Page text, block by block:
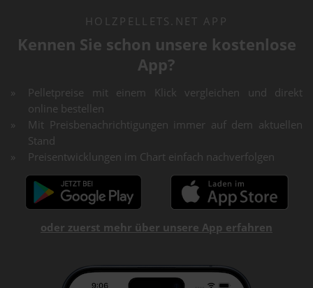
HOLZPELLETS.NET APP
Kennen Sie schon unsere kostenlose
App?
Pelletpreise mit einem Klick vergleichen und direkt
online bestellen
Mit Preisbenachrichtigungen immer auf dem aktuellen
Stand
Preisentwicklungen im Chart einfach nachverfolgen
oder zuerst mehr über unsere App erfahren